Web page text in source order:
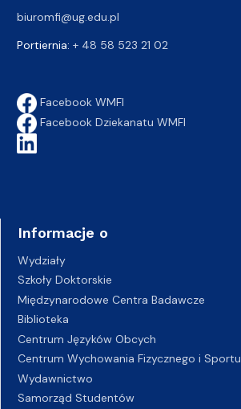
biuromfi@ug.edu.pl
Portiernia: + 48 58 523 21 02
Facebook WMFI
Facebook Dziekanatu WMFI
Informacje o
Wydziały
Szkoły Doktorskie
Międzynarodowe Centra Badawcze
Biblioteka
Centrum Języków Obcych
Centrum Wychowania Fizycznego i Sportu
Wydawnictwo
Samorząd Studentów